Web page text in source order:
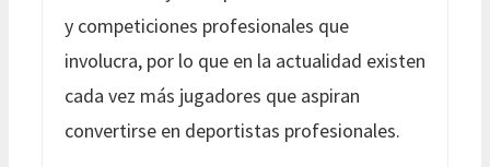
y competiciones profesionales que
involucra, por lo que en la actualidad existen
cada vez más jugadores que aspiran
convertirse en deportistas profesionales.